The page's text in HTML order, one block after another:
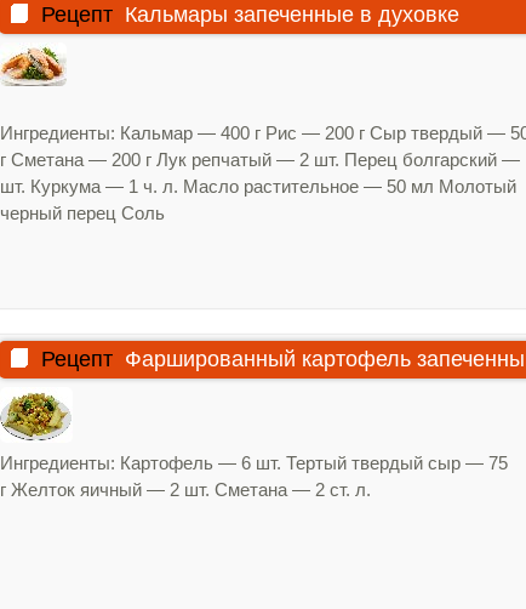
Рецепт Кальмары запеченные в духовке
Ингредиенты: Кальмар — 400 г Рис — 200 г Сыр твердый —
г Сметана — 200 г Лук репчатый — 2 шт. Перец болгарский —
шт. Куркума — 1 ч. л. Масло растительное — 50 мл Молотый
черный перец Соль
Рецепт Фаршированный картофель
Ингредиенты: Картофель — 6 шт. Тертый твердый сыр — 75
г Желток яичный — 2 шт. Сметана — 2 ст. л.